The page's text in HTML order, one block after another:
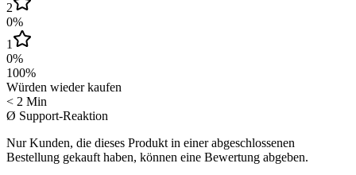
2
0%
1
0%
100%
Würden wieder kaufen
< 2 Min
Ø Support-Reaktion
Nur Kunden, die dieses Produkt in einer abgeschlossenen
Bestellung gekauft haben, können eine Bewertung abgeben.